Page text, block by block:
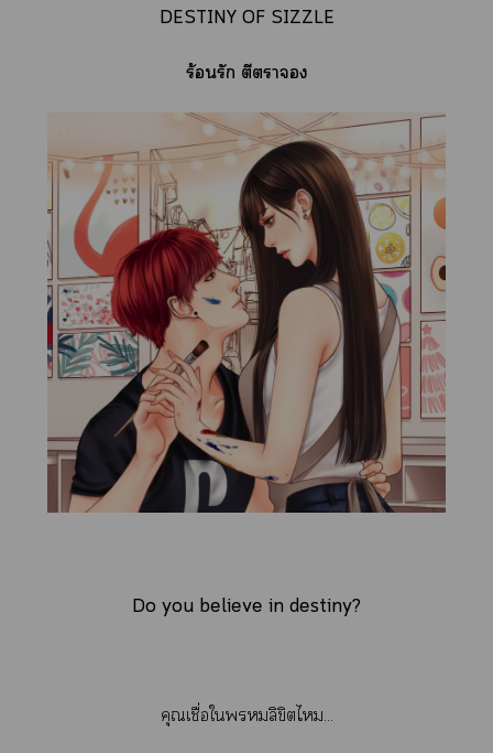
DESTINY OF SIZZLE
ร้อนรัก ตีา
Do you believe in destiny?
คุณเชื่อใลิขิตไ...